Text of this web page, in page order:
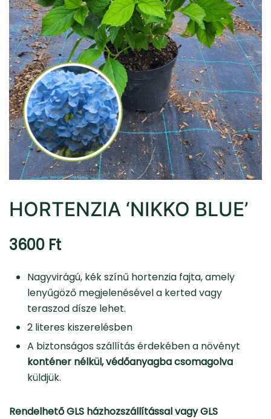
HORTENZIA ‘NIKKO BLUE’
3600 Ft
Nagyvirágú, kék színű hortenzia fajta, amely
lenyűgöző megjelenésével a kerted vagy
teraszod dísze lehet.
2 literes kiszerelésben
A biztonságos szállítás érdekében a növényt
konténer nélkül, védőanyagba csomagolva
küldjük.
Rendelhető GLS házhozszállítással vagy GLS